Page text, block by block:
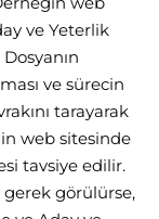
ve Yeterlik
ve sürecin
tarayarak
web sitesinde
tavsiye edilir.
gerek görülürse,